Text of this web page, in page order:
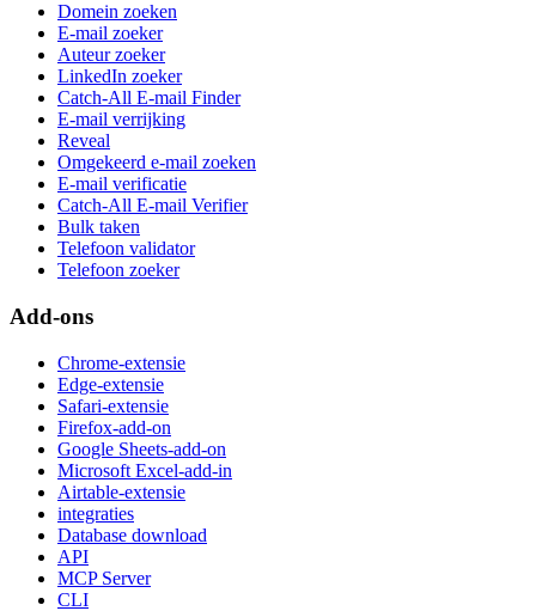
Domein zoeken
E-mail zoeker
Auteur zoeker
LinkedIn zoeker
Catch-All E-mail Finder
E-mail verrijking
Reveal
Omgekeerd e-mail zoeken
E-mail verificatie
Catch-All E-mail Verifier
Bulk taken
Telefoon validator
Telefoon zoeker
Add-ons
Chrome-extensie
Edge-extensie
Safari-extensie
Firefox-add-on
Google Sheets-add-on
Microsoft Excel-add-in
Airtable-extensie
integraties
Database download
API
MCP Server
CLI